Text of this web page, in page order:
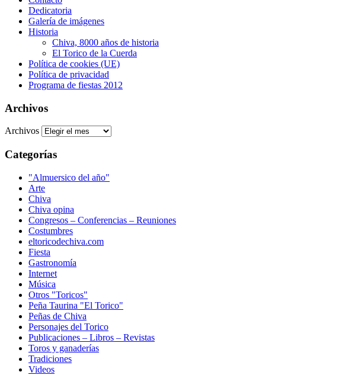
Dedicatoria
Galería de imágenes
Historia
Chiva, 8000 años de historia
El Torico de la Cuerda
Política de cookies (UE)
Política de privacidad
Programa de fiestas 2012
Archivos
Archivos
Categorías
"Almuersico del año"
Arte
Chiva
Chiva opina
Congresos – Conferencias – Reuniones
Costumbres
eltoricodechiva.com
Fiesta
Gastronomía
Internet
Música
Otros "Toricos"
Peña Taurina "El Torico"
Peñas de Chiva
Personajes del Torico
Publicaciones – Libros – Revistas
Toros y ganaderías
Tradiciones
Videos